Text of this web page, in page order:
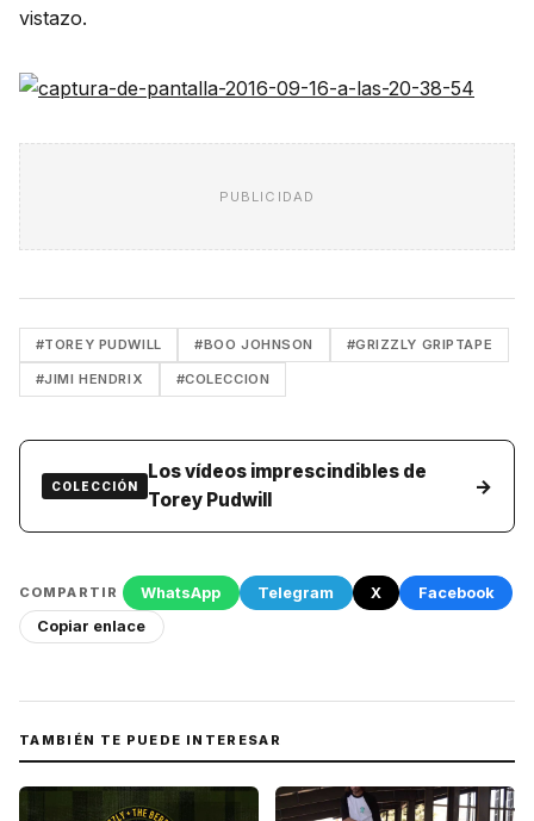
vistazo.
PUBLICIDAD
#TOREY PUDWILL #BOO JOHNSON #GRIZZLY GRIPTAPE
#JIMI HENDRIX #COLECCION
COLECCIÓN
Los vídeos imprescindibles de
Torey Pudwill
→
COMPARTIR WhatsApp Telegram X
Facebook
Copiar enlace
TAMBIÉN TE PUEDE INTERESAR